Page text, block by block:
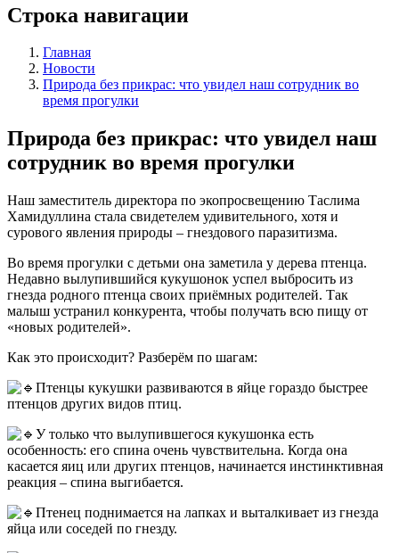
Строка навигации
Главная
Новости
Природа без прикрас: что увидел наш сотрудник во
время прогулки
Природа без прикрас: что увидел наш
сотрудник во время прогулки
Наш заместитель директора по экопросвещению Таслима
Хамидуллина стала свидетелем удивительного, хотя и
сурового явления природы – гнездового паразитизма.
Во время прогулки с детьми она заметила у дерева птенца.
Недавно вылупившийся кукушонок успел выбросить из
гнезда родного птенца своих приёмных родителей. Так
малыш устранил конкурента, чтобы получать всю пищу от
«новых родителей».
Как это происходит? Разберём по шагам:
Птенцы кукушки развиваются в яйце гораздо быстрее
птенцов других видов птиц.
У только что вылупившегося кукушонка есть
особенность: его спина очень чувствительна. Когда она
касается яиц или других птенцов, начинается инстинктивная
реакция – спина выгибается.
Птенец поднимается на лапках и выталкивает из гнезда
яйца или соседей по гнезду.